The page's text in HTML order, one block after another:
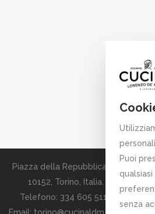
Piazza della Repubblica 25,
10152, Torino, Italia.
Telefono: 334 605 5113
Puoi
senza